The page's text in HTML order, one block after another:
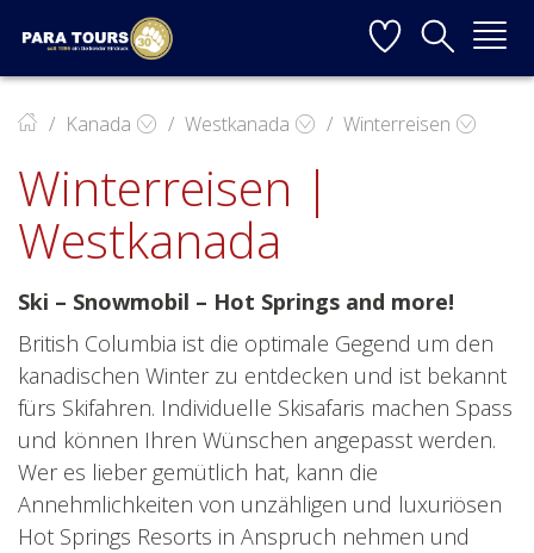
Startseite
Weiter zur Hauptnavigation
Weiter zum Inhalt
Weiter zur Kontaktseite
▼
Kanada Westkanada Winterreisen
Winterreisen |
Westkanada
Ski – Snowmobil – Hot Springs and more!
British Columbia ist die optimale Gegend um den
kanadischen Winter zu entdecken und ist bekannt
fürs Skifahren. Individuelle Skisafaris machen Spass
und können Ihren Wünschen angepasst werden.
Wer es lieber gemütlich hat, kann die
Annehmlichkeiten von unzähligen und luxuriösen
Hot Springs Resorts in Anspruch nehmen und